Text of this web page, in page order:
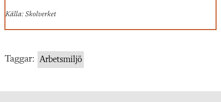
Källa: Skolverket
Taggar: Arbetsmiljö